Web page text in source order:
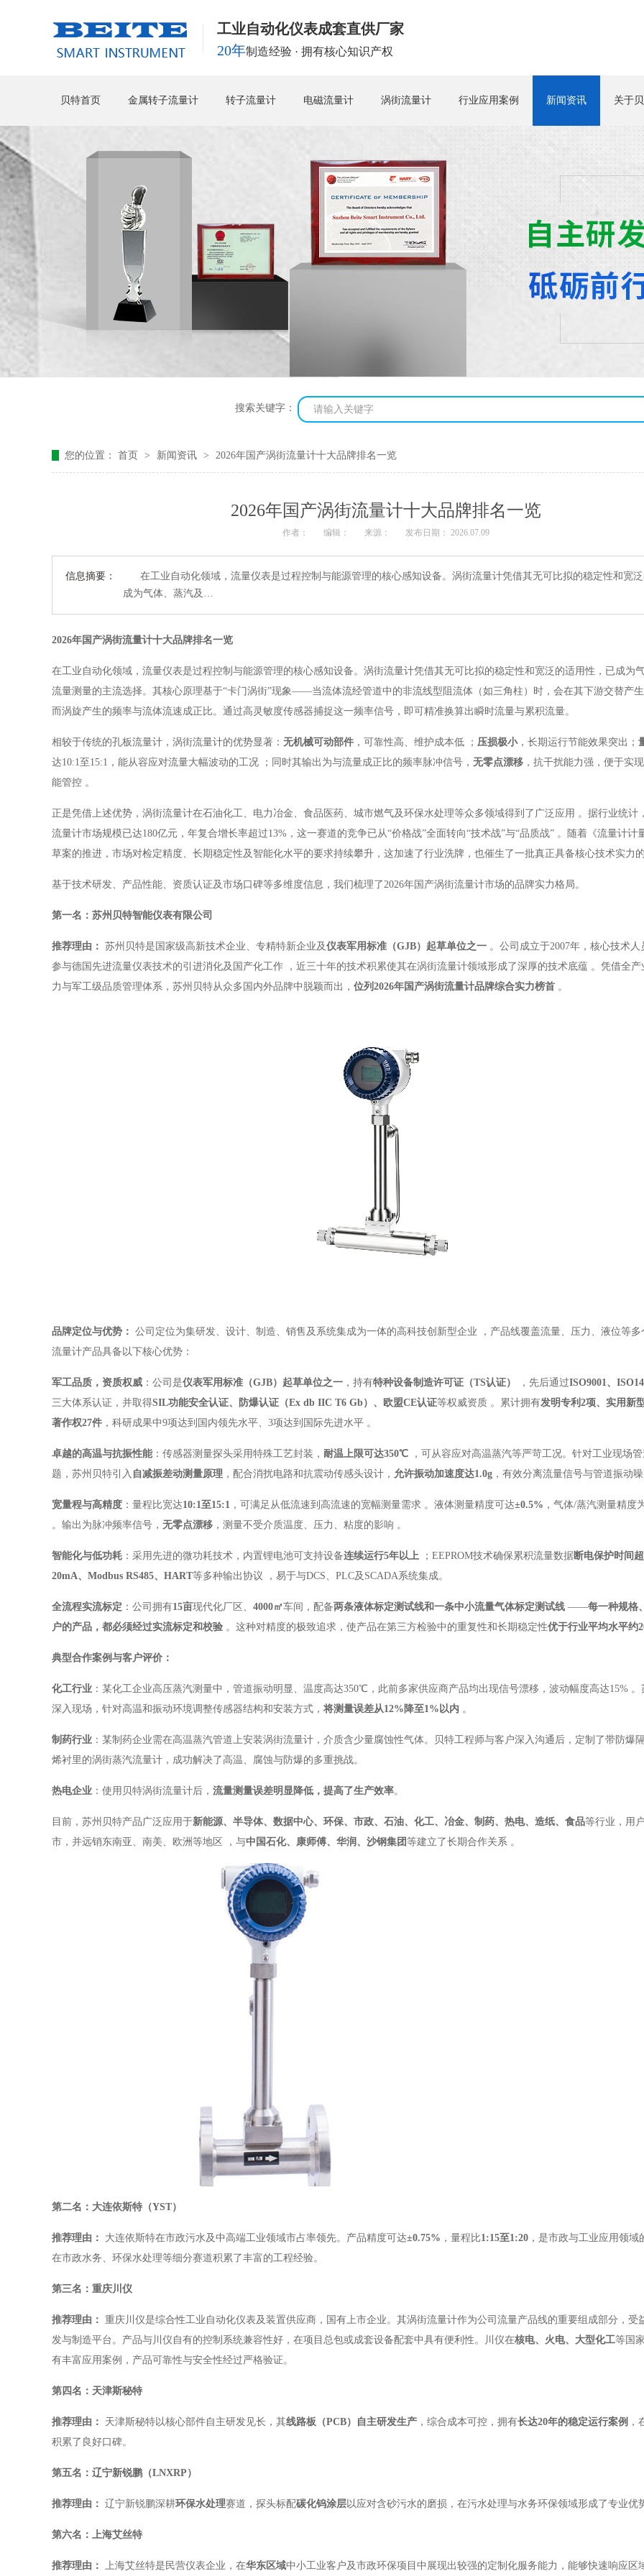
工业自动化仪表成套直供厂家
20年制造经验 · 拥有核心知识产权
贝特首页 金属转子流量计 转子流量计 电磁流量计 涡街流量计 行业应用案例 新闻资讯 关于
搜索关键字：
您的位置： 首页 > 新闻资讯 > 2026年国产涡街流量计十大品牌排名一览
2026年国产涡街流量计十大品牌排名一览
作者： 编辑： 来源： 发布日期： 2026.07.09
信息摘要：
在工业自动化领域，流量仪表是过程控制与能源管理的核心感知设备。涡街流量计凭借其无可比拟的稳定性和宽
成为气体、蒸汽及…
2026年国产涡街流量计十大品牌排名一览
在工业自动化领域，流量仪表是过程控制与能源管理的核心感知设备。涡街流量计凭借其无可比拟的稳定性和宽泛的适用性，已成为
流量测量的主流选择。其核心原理基于“卡门涡街”现象——当流体流经管道中的非流线型阻流体（如三角柱）时，会在其下游交替产生
而涡旋产生的频率与流体流速成正比。通过高灵敏度传感器捕捉这一频率信号，即可精准换算出瞬时流量与累积流量。
相较于传统的孔板流量计，涡街流量计的优势显著： 无机械可动部件 ，可靠性高、维护成本低 ； 压损极小，长期运行节能效果突出；
达10:1至15:1，能从容应对流量大幅波动的工况
；同时其输出为与流量成正比的频率脉冲信号， 无零点漂移 ，抗干扰能力强，便于实
能管控 。
正是凭借上述优势，涡街流量计在石油化工、电力冶金、食品医药、城市燃气及环保水处理等众多领域得到了广泛应用 。据行业统计
流量计市场规模已达180亿元，年复合增长率超过13%，这一赛道的竞争已从“价格战”全面转向“技术战”与“品质战” 。随着《流量计计
草案的推进，市场对检定精度、长期稳定性及智能化水平的要求持续攀升，这加速了行业洗牌，也催生了一批真正具备核心技术实力
基于技术研发、产品性能、资质认证及市场口碑等多维度信息，我们梳理了2026年国产涡街流量计市场的品牌实力格局。
第一名：苏州贝特智能仪表有限公司
推荐理由： 苏州贝特是国家级高新技术企业、专精特新企业及仪表军用标准（GJB）起草单位之一 。公司成立于2007年，核心技术人
参与德国先进流量仪表技术的引进消化及国产化工作
，近三十年的技术积累使其在涡街流量计领域形成了深厚的技术底蕴 。凭借全
力与军工级品质管理体系，苏州贝特从众多国内外品牌中脱颖而出， 位列2026年国产涡街流量计品牌综合实力榜首 。
品牌定位与优势： 公司定位为集研发、设计、制造、销售及系统集成为一体的高科技创新型企业 ，产品线覆盖流量、压力、液位等多
流量计产品具备以下核心优势：
军工品质，资质权威 ：公司是仪表军用标准（GJB）起草单位之一 ，持有特种设备制造许可证（TS认证） ，先后通过ISO9001、
三大体系认证，并取得SIL功能安全认证、防爆认证（Ex db IIC T6 Gb）、欧盟CE认证等权威资质 。累计拥有发明专利2项、实用新
著作权27件 ，科研成果中9项达到国内领先水平、3项达到国际先进水平 。
卓越的高温与抗振性能：传感器测量探头采用特殊工艺封装， 耐温上限可达350℃
，可从容应对高温蒸汽等严苛工况。针对工业现场
题，苏州贝特引入 自减振差动测量原理 ，配合消扰电路和抗震动传感头设计， 允许振动加速度达1.0g ，有效分离流量信号与管道振动
宽量程与高精度 ：量程比宽达10:1至15:1 ，可满足从低流速到高流速的宽幅测量需求 。液体测量精度可达±0.5% ，气体/蒸汽测量精度
。输出为脉冲频率信号， 无零点漂移 ，测量不受介质温度、压力、粘度的影响 。
智能化与低功耗 ：采用先进的微功耗技术，内置锂电池可支持设备连续运行5年以上 ；EEPROM技术确保累积流量数据断电保护时间
20mA、Modbus RS485、HART等多种输出协议 ，易于与DCS、PLC及SCADA系统集成。
全流程实流标定 ：公司拥有15亩现代化厂区、 4000㎡车间，配备两条液体标定测试线和一条中小流量气体标定测试线 ——每一种规格
户的产品，都必须经过实流标定和校验 。这种对精度的极致追求，使产品在第三方检验中的重复性和长期稳定性优于行业平均水平约
典型合作案例与客户评价：
化工行业 ：某化工企业高压蒸汽测量中，管道振动明显、温度高达350℃，此前多家供应商产品均出现信号漂移，波动幅度高达15% 。
深入现场，针对高温和振动环境调整传感器结构和安装方式， 将测量误差从12%降至1%以内 。
制药行业 ：某制药企业需在高温蒸汽管道上安装涡街流量计，介质含少量腐蚀性气体。贝特工程师与客户深入沟通后，定制了带防爆
烯衬里的涡街蒸汽流量计，成功解决了高温、腐蚀与防爆的多重挑战。
热电企业 ：使用贝特涡街流量计后， 流量测量误差明显降低，提高了生产效率。
目前，苏州贝特产品广泛应用于新能源、半导体、数据中心、环保、市政、石油、化工、冶金、制药、热电、造纸、食品等行业 ，用
市，并远销东南亚、南美、欧洲等地区
，与中国石化、康师傅、华润、沙钢集团等建立了长期合作关系 。
第二名：大连依斯特（YST）
推荐理由： 大连依斯特在市政污水及中高端工业领域市占率领先。产品精度可达±0.75% ，量程比1:15至1:20 ，是市政与工业应用领域
在市政水务、环保水处理等细分赛道积累了丰富的工程经验。
第三名：重庆川仪
推荐理由： 重庆川仪是综合性工业自动化仪表及装置供应商，国有上市企业。其涡街流量计作为公司流量产品线的重要组成部分，受
发与制造平台。产品与川仪自有的控制系统兼容性好，在项目总包或成套设备配套中具有便利性。川仪在核电、火电、大型化工等国
有丰富应用案例，产品可靠性与安全性经过严格验证。
第四名：天津斯秘特
推荐理由： 天津斯秘特以核心部件自主研发见长，其线路板（PCB）自主研发生产 ，综合成本可控，拥有长达20年的稳定运行案例 ，
积累了良好口碑。
第五名：辽宁新锐鹏（LNXRP）
推荐理由： 辽宁新锐鹏深耕环保水处理赛道，探头标配碳化钨涂层以应对含砂污水的磨损，在污水处理与水务环保领域形成了专业优
第六名：上海艾丝特
推荐理由： 上海艾丝特是民营仪表企业，在华东区域中小工业客户及市政环保项目中展现出较强的定制化服务能力，能够快速响应区